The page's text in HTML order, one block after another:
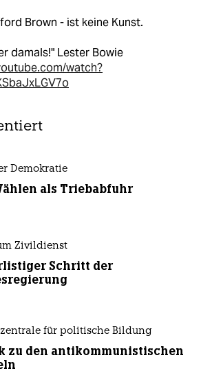
Brown - ist keine Kunst.
damals!" Lester Bowie
watch?
Demokratie
als Triebabfuhr
Zivildienst
Schritt der
für politische Bildung
zu den antikommunistischen